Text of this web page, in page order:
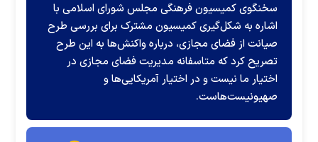
سخنگوی کمیسیون فرهنگی مجلس شورای اسلامی با
اشاره به شکل‌گیری کمیسیون مشترک برای بررسی طرح
صیانت از فضای مجازی، درباره واکنش‌ها به این طرح
تصریح کرد که متاسفانه مدیریت فضای مجازی در
اختیار ما نیست و در اختیار آمریکایی‌ها و
صهیونیست‌هاست.